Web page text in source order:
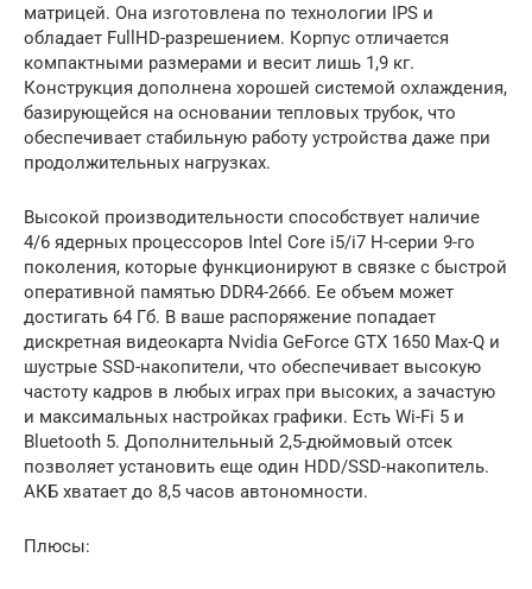
матрицей. Она изготовлена по технологии IPS и
обладает FullHD-разрешением. Корпус отличается
компактными размерами и весит лишь 1,9 кг.
Конструкция дополнена хорошей системой охлаждения,
базирующейся на основании тепловых трубок, что
обеспечивает стабильную работу устройства даже при
продолжительных нагрузках.
Высокой производительности способствует наличие
4/6 ядерных процессоров Intel Core i5/i7 Н-серии 9-го
поколения, которые функционируют в связке с быстрой
оперативной памятью DDR4-2666. Ее объем может
достигать 64 Гб. В ваше распоряжение попадает
дискретная видеокарта Nvidia GeForce GTX 1650 Max-Q и
шустрые SSD-накопители, что обеспечивает высокую
частоту кадров в любых играх при высоких, а зачастую
и максимальных настройках графики. Есть Wi-Fi 5 и
Bluetooth 5. Дополнительный 2,5-дюймовый отсек
позволяет установить еще один HDD/SSD-накопитель.
АКБ хватает до 8,5 часов автономности.
Плюсы: